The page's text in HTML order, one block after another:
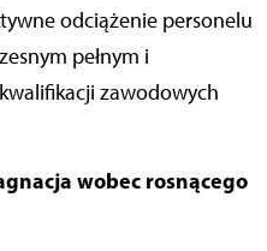
odciążenie personelu
pełnym i
zawodowych
wobec rosnącego